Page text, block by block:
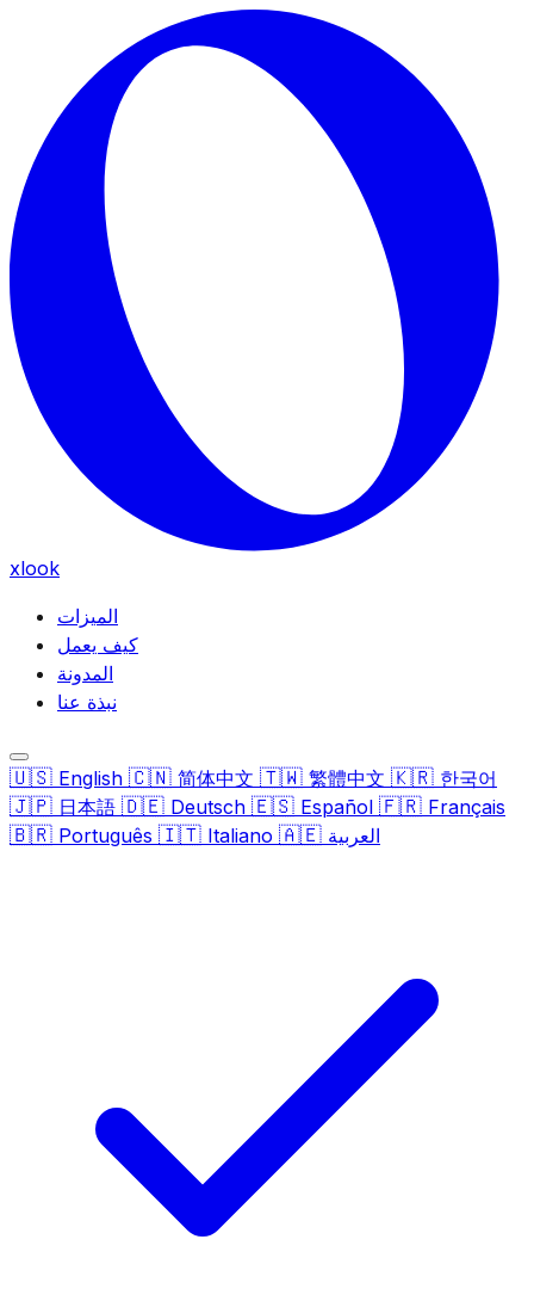
Skip to main content
xlook
الميزات
كيف يعمل
المدونة
نبذة عنا
🇺🇸 English 🇨🇳 简体中文 🇹🇼 繁體中文 🇰🇷 한국어
🇯🇵 日本語 🇩🇪 Deutsch 🇪🇸 Español 🇫🇷 Français
🇧🇷 Português 🇮🇹 Italiano 🇦🇪 العربية